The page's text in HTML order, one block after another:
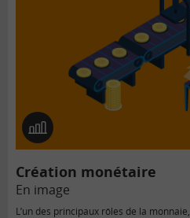
En
image
Création monétaire
En image
L’un des principaux rôles de la